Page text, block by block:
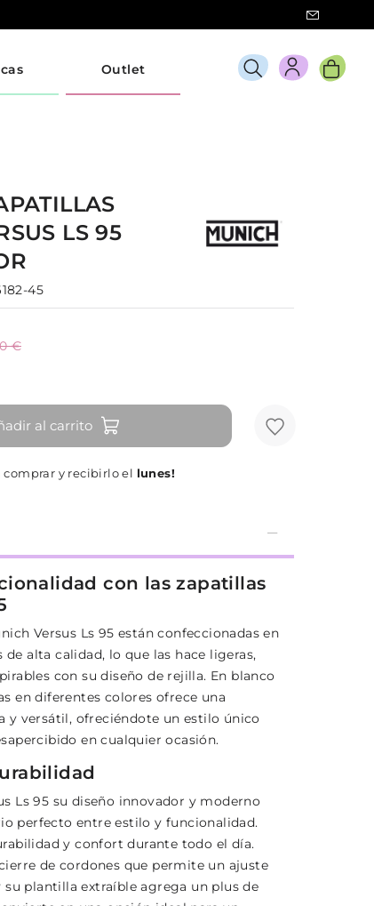
Outlet
LS 95
45
€
al carrito
comprar y recibirlo el lunes!
con las zapatillas
Versus Ls 95 están confeccionadas en
alta calidad, lo que las hace ligeras,
con su diseño de rejilla. En blanco
en diferentes colores ofrece una
y versátil, ofreciéndote un estilo único
en cualquier ocasión.
Ls 95 su diseño innovador y moderno
perfecto entre estilo y funcionalidad.
y confort durante todo el día.
de cordones que permite un ajuste
plantilla extraíble agrega un plus de